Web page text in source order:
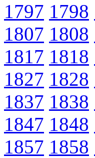
1797 1798
1807 1808
1817 1818
1827 1828
1837 1838
1847 1848
1857 1858